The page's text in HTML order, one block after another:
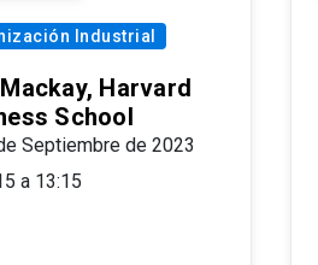
Industrial
Harvard
School
Septiembre de 2023
a 13:15